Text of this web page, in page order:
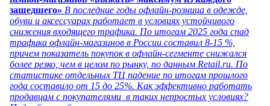
зашедшего» В последние годы офлайн-розница в одежде,
обуви и аксессуарах работает в условиях устойчивого
снижения входящего трафика. По итогам 2025 года спад
трафика офлайн-магазинов в России составил 8-15 %,
причем показатель покупок в офлайн-сегменте снижался
более резко, чем в целом по рынку, по данным Retail.ru. По
статистике отдельных ТЦ падение по итогам прошлого
года составило от 15 до 25%. Как эффективно работать
продавцам с покупателями в таких непростых условиях?